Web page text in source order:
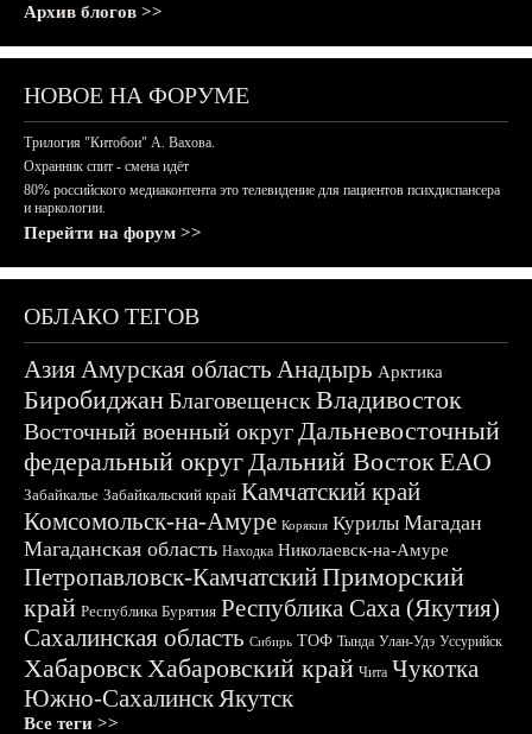
Архив блогов >>
НОВОЕ НА ФОРУМЕ
Трилогия "Китобои" А. Вахова.
Охранник спит - смена идёт
80% российского медиаконтента это телевидение для пациентов психдиспансера
и наркологии.
Перейти на форум >>
ОБЛАКО ТЕГОВ
АзияАмурская область Анадырь Арктика
БиробиджанБлаговещенскВладивосток
Восточный военный округДальневосточный
федеральный округДальний ВостокЕАО
Забайкалье Забайкальский край Камчатский край
Комсомольск-на-Амуре Корякия Курилы Магадан
Магаданская область Находка Николаевск-на-Амуре
Петропавловск-КамчатскийПриморский
край Республика Бурятия Республика Саха (Якутия)
Сахалинская область Сибирь ТОФ Тында Улан-Удэ Уссурийск
ХабаровскХабаровский край Чита Чукотка
Южно-СахалинскЯкутск
Все теги >>